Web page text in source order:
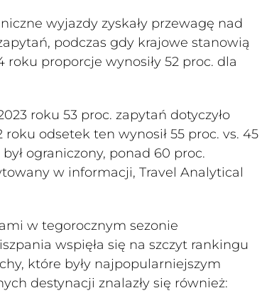
wyjazdy zyskały przewagę nad
podczas gdy krajowe stanowią
proporcje wynosiły 52 proc. dla
roku 53 proc. zapytań dotyczyło
odsetek ten wynosił 55 proc. vs. 45
ograniczony, ponad 60 proc.
w informacji, Travel Analytical
w tegorocznym sezonie
wspięła się na szczyt rankingu
które były najpopularniejszym
destynacji znalazły się również: